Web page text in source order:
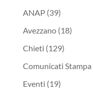
ANAP(39)
Avezzano(18)
Chieti (129)
Comunicati Stampa
Eventi (19)